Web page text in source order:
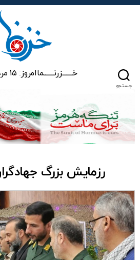
جستجو
خـــــــزرنـــــــماامروز: ۱۵ مرداد ۱۴۰۵
رزمایش بزرگ